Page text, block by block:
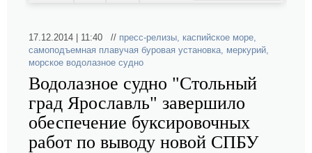
17.12.2014 | 11:40 // пресс-релизы, каспийское море,
самоподъемная плавучая буровая установка, меркурий,
морское водолазное судно
Водолазное судно "Стольный
град Ярославль" завершило
обеспечение буксировочных
работ по выводу новой СПБУ